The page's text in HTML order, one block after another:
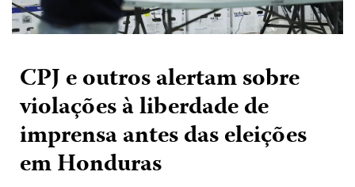
CPJ e outros alertam sobre
violações à liberdade de
imprensa antes das eleições
em Honduras